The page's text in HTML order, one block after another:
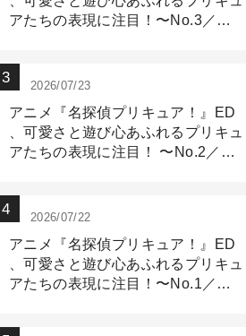
アたちの表現に注目！〜No.3／ア
2026/07/23
アニメ『名探偵プリキュア！』ED
、可愛さと遊び心あふれるプリキュ
アたちの表現に注目！ 〜No.2／モ
2026/07/22
アニメ『名探偵プリキュア！』ED
、可愛さと遊び心あふれるプリキュ
アたちの表現に注目！〜No.1／演